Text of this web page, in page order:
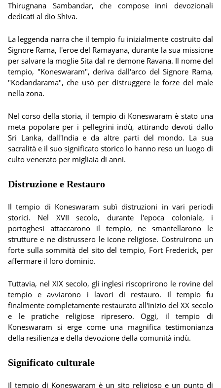
Thirugnana Sambandar, che compose inni devozionali
dedicati al dio Shiva.
La leggenda narra che il tempio fu inizialmente costruito dal
Signore Rama, l'eroe del Ramayana, durante la sua missione
per salvare la moglie Sita dal re demone Ravana. Il nome del
tempio, "Koneswaram", deriva dall'arco del Signore Rama,
"Kodandarama", che usò per distruggere le forze del male
nella zona.
Nel corso della storia, il tempio di Koneswaram è stato una
meta popolare per i pellegrini indù, attirando devoti dallo
Sri Lanka, dall'India e da altre parti del mondo. La sua
sacralità e il suo significato storico lo hanno reso un luogo di
culto venerato per migliaia di anni.
Distruzione e Restauro
Il tempio di Koneswaram subì distruzioni in vari periodi
storici. Nel XVII secolo, durante l'epoca coloniale, i
portoghesi attaccarono il tempio, ne smantellarono le
strutture e ne distrussero le icone religiose. Costruirono un
forte sulla sommità del sito del tempio, Fort Frederick, per
affermare il loro dominio.
Tuttavia, nel XIX secolo, gli inglesi riscoprirono le rovine del
tempio e avviarono i lavori di restauro. Il tempio fu
finalmente completamente restaurato all'inizio del XX secolo
e le pratiche religiose ripresero. Oggi, il tempio di
Koneswaram si erge come una magnifica testimonianza
della resilienza e della devozione della comunità indù.
Significato culturale
Il tempio di Koneswaram è un sito religioso e un punto di